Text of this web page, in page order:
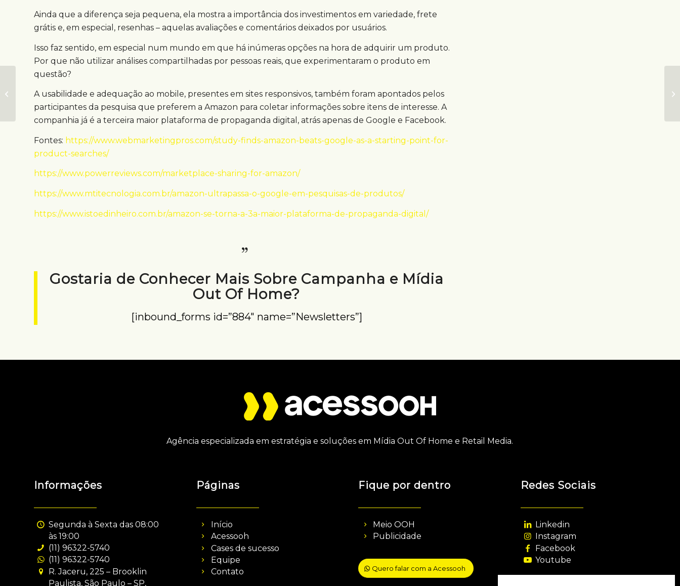
Ainda que a diferença seja pequena, ela mostra a importância dos investimentos em variedade, frete
grátis e, em especial, resenhas – aquelas avaliações e comentários deixados por usuários.
Isso faz sentido, em especial num mundo em que há inúmeras opções na hora de adquirir um produto.
Por que não utilizar análises compartilhadas por pessoas reais, que experimentaram o produto em
questão?
A usabilidade e adequação ao mobile, presentes em sites responsivos, também foram apontados pelos
participantes da pesquisa que preferem a Amazon para coletar informações sobre itens de interesse. A
companhia já é a terceira maior plataforma de propaganda digital, atrás apenas de Google e Facebook.
Fontes: https://www.webmarketingpros.com/study-finds-amazon-beats-google-as-a-starting-point-for-
product-searches/
https://www.powerreviews.com/marketplace-sharing-for-amazon/
https://www.mtitecnologia.com.br/amazon-ultrapassa-o-google-em-pesquisas-de-produtos/
https://www.istoedinheiro.com.br/amazon-se-torna-a-3a-maior-plataforma-de-propaganda-digital/
Gostaria de Conhecer Mais Sobre Campanha e Mídia
Out Of Home?
[inbound_forms id=”884″ name=”Newsletters”]
Agência especializada em estratégia e soluções em Mídia Out Of Home e Retail Media.
Informações
Segunda à Sexta das 08:00
às 19:00
(11) 96322-5740
(11) 96322-5740
R. Jaceru, 225 – Brooklin
Paulista, São Paulo – SP,
Páginas
Início
Acessooh
Cases de sucesso
Equipe
Contato
Fique por dentro
Meio OOH
Publicidade
Quero falar com a Acessooh
Redes Sociais
Linkedin
Instagram
Facebook
Youtube
mudarão relação de
consumo e vendas